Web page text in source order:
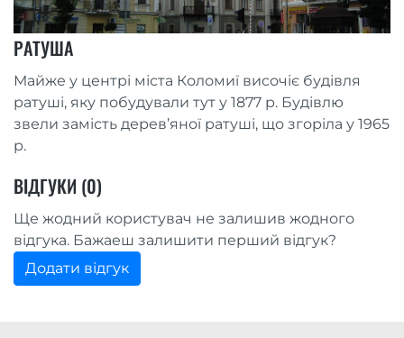
РАТУША
Майже у центрі міста Коломиї височіє будівля
ратуші, яку побудували тут у 1877 р. Будівлю
звели замість дерев’яної ратуші, що згоріла у 1965
р.
ВІДГУКИ (0)
Ще жодний користувач не залишив жодного
відгука. Бажаеш залишити перший відгук?
Додати відгук